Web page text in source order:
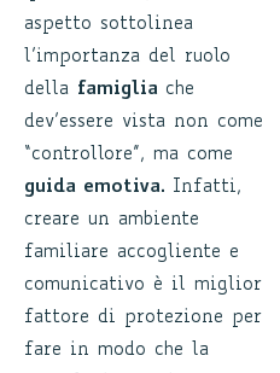
aspetto sottolinea
l’importanza del ruolo
della famiglia che
dev’essere vista non come
“controllore”, ma come
guida emotiva. Infatti,
creare un ambiente
familiare accogliente e
comunicativo è il miglior
fattore di protezione per
fare in modo che la